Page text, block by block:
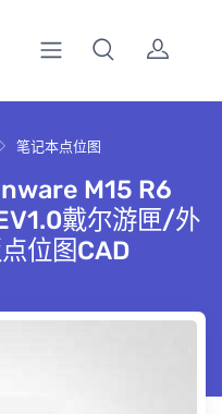
笔记本点位图
M15 R6
戴尔游匣/外
位图CAD